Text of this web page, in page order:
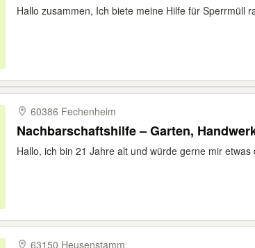
Hallo zusammen, Ich biete meine Hilfe für Sperrmüll
60386 Fechenheim
Nachbarschaftshilfe – Garten,
Hallo, ich bin 21 Jahre alt und würde gerne mir
63150 Heusenstamm